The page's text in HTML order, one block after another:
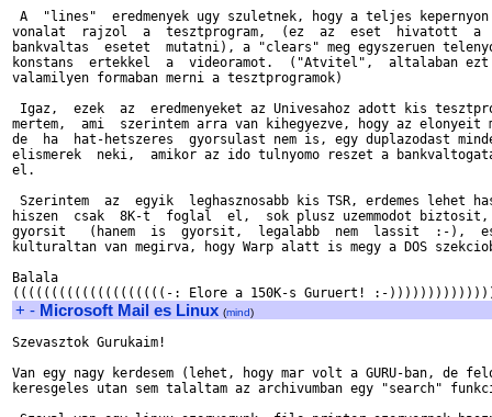
A  "lines"  eredmenyek ugy szuletnek, hogy a teljes kepernyon
vonalat  rajzol  a  tesztprogram,  (ez  az  eset  hivatott  a
bankvaltas  esetet  mutatni), a "clears" meg egyszeruen
konstans  ertekkel  a  videoramot.  ("Atvitel",  altalaban ezt
valamilyen formaban merni a tesztprogramok)
Igaz,  ezek  az  eredmenyeket az Univesahoz adott kis
mertem,  ami  szerintem arra van kihegyezve, hogy az elonyeit
de  ha  hat-hetszeres  gyorsulast nem is, egy duplazodast
elismerek  neki,  amikor az ido tulnyomo reszet a
el.
Szerintem  az  egyik  leghasznosabb kis TSR, erdemes lehet
hiszen  csak  8K-t  foglal  el,  sok plusz uzemmodot biztosit,
gyorsit   (hanem  is  gyorsit,  legalabb  nem  lassit  :-),
kulturaltan van megirva, hogy Warp alatt is megy a DOS
Balala
+ - Microsoft Mail es Linux (mind)
Szevasztok Gurukaim!
Van egy nagy kerdesem (lehet, hogy mar volt a GURU-ban, de
keresgeles utan sem talaltam az archivumban egy "search"